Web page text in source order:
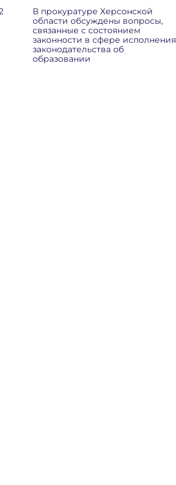
В прокуратуре Херсонской
области обсуждены вопросы,
связанные с состоянием
законности в сфере исполнения
законодательства об
образовании